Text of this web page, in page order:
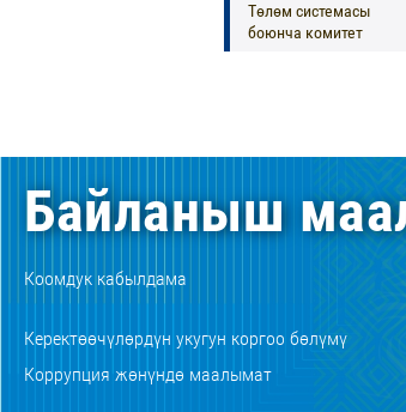
Төлөм системасы
боюнча комитет
Байланыш
Коомдук кабылдама
Керектөөчүлөрдүн укугун коргоо бөлүмү
Коррупция жөнүндө маалымат